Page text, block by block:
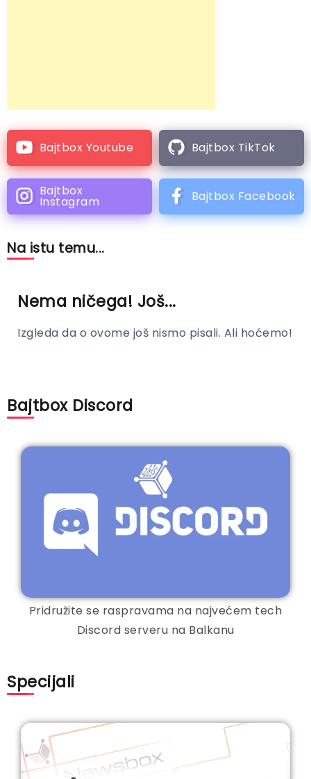
Bajtbox Youtube Bajtbox TikTok
Bajtbox
Instagram Bajtbox Facebook
Na istu temu...
Nema ničega! Još...
Izgleda da o ovome još nismo pisali. Ali hoćemo!
Bajtbox Discord
Pridružite se raspravama na najvećem tech
Discord serveru na Balkanu
Specijali